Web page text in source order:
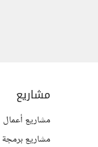
مشاريع
مشاريع أعمال
مشاريع برمجة